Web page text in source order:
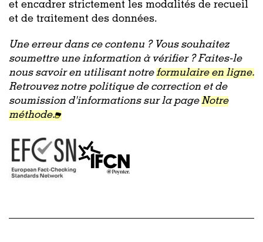
et encadrer strictement les modalités de recueil
et de traitement des données.
Une erreur dans ce contenu ? Vous souhaitez
soumettre une information à vérifier ? Faites-le
nous savoir en utilisant notreformulaire en ligne.
Retrouvez notre politique de correction et de
soumission d'informations sur la pageNotre
méthode.